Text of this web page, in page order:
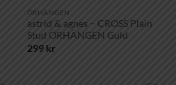
ÖRHÄNGEN
astrid & agnes – CROSS Plain
Stud ÖRHÄNGEN Guld
299 kr